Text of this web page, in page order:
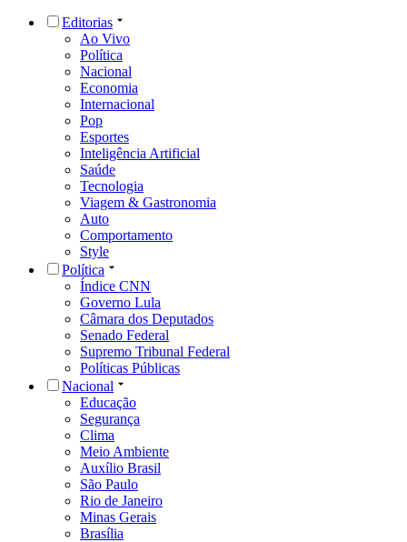
Editorias
Ao Vivo
Política
Nacional
Economia
Internacional
Pop
Esportes
Inteligência Artificial
Saúde
Tecnologia
Viagem & Gastronomia
Auto
Comportamento
Style
Política
Índice CNN
Governo Lula
Câmara dos Deputados
Senado Federal
Supremo Tribunal Federal
Políticas Públicas
Nacional
Educação
Segurança
Clima
Meio Ambiente
Auxílio Brasil
São Paulo
Rio de Janeiro
Minas Gerais
Brasília